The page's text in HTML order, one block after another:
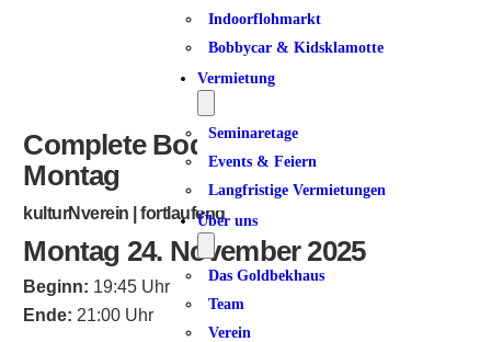
Indoorflohmarkt
Bobbycar & Kidsklamotte
Vermietung
Seminaretage
Events & Feiern
Langfristige Vermietungen
Über uns
Das Goldbekhaus
Team
Verein
Complete Bodyworkout am
Montag
kulturNverein | fortlaufend
Montag 24. November 2025
Beginn: 19:45 Uhr
Ende: 21:00 Uhr